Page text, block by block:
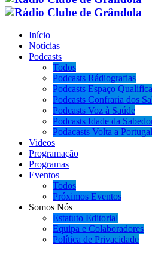
Início
Notícias
Podcasts
Todos
Podcasts Rádiografias
Podcasts Espaço Qualifica
Podcasts Confraria dos
Podcasts Voz à Saúde
Podcasts Idade da
Podacasts Volta a Portugal
Videos
Programação
Programas
Eventos
Todos
Próximos Eventos
Somos Nós
Estatuto Editorial
Equipa e Colaboradores
Política de Privacidade